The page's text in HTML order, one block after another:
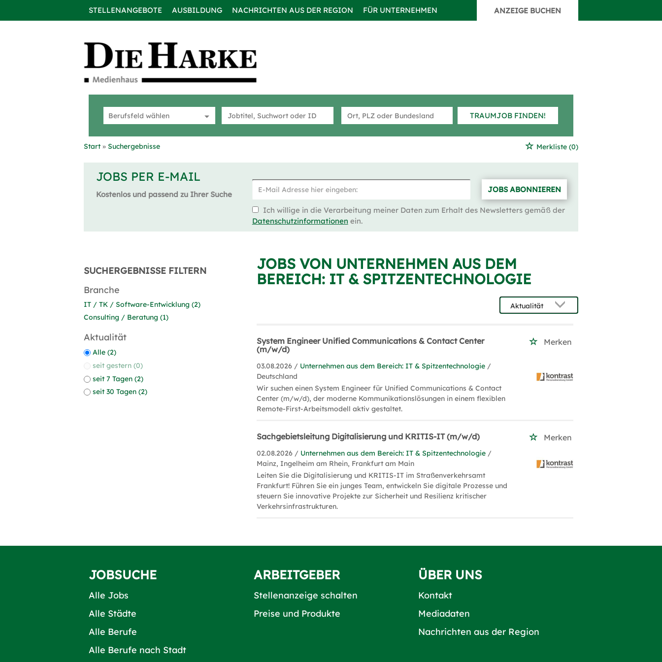
STELLENANGEBOTE AUSBILDUNG NACHRICHTEN AUS DER REGION FÜR UNTERNEHMEN ANZEIGE BUCHEN
TRAUMJOB FINDEN!
Start Suchergebnisse Merkliste (0)
JOBS PER E-MAIL
Kostenlos und passend zu Ihrer Suche
JOBS ABONNIEREN
Ich willige in die Verarbeitung meiner Daten zum Erhalt des Newsletters gemäß der
Datenschutzinformationen ein.
SUCHERGEBNISSE FILTERN
Branche
IT / TK / Software-Entwicklung (2)
Consulting / Beratung (1)
Aktualität
Alle (2)
seit gestern (0)
seit 7 Tagen (2)
seit 30 Tagen (2)
JOBS VON UNTERNEHMEN AUS DEM
BEREICH: IT & SPITZENTECHNOLOGIE
System Engineer Unified Communications & Contact Center
(m/w/d)
Merken
03.08.2026 / Unternehmen aus dem Bereich: IT & Spitzentechnologie /
Deutschland
Wir suchen einen System Engineer für Unified Communications & Contact
Center (m/w/d), der moderne Kommunikationslösungen in einem flexiblen
Remote-First-Arbeitsmodell aktiv gestaltet.
Sachgebietsleitung Digitalisierung und KRITIS-IT (m/w/d) Merken
02.08.2026 / Unternehmen aus dem Bereich: IT & Spitzentechnologie /
Mainz, Ingelheim am Rhein, Frankfurt am Main
Leiten Sie die Digitalisierung und KRITIS-IT im Straßenverkehrsamt
Frankfurt! Führen Sie ein junges Team, entwickeln Sie digitale Prozesse und
steuern Sie innovative Projekte zur Sicherheit und Resilienz kritischer
Verkehrsinfrastrukturen.
JOBSUCHE
Alle Jobs
Alle Städte
Alle Berufe
Alle Berufe nach Stadt
ARBEITGEBER
Stellenanzeige schalten
Preise und Produkte
ÜBER UNS
Kontakt
Mediadaten
Nachrichten aus der Region